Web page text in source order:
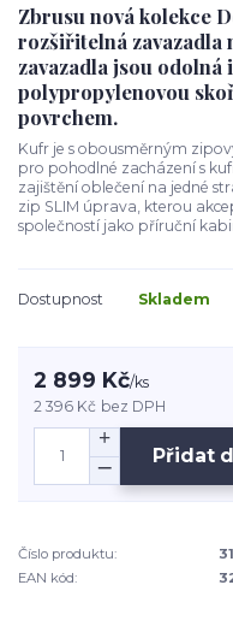
Zbrusu nová kolekce
rozšiřitelná zavazadla
zavazadla jsou
polypropylenovou
povrchem.
Kufr je s obousměrným
pro pohodlné zacházení s
zajištění oblečení na jedné
zip SLIM úprava, kterou
společností jako příruční
Dostupnost Skladem
2 899 Kč/ks
2 396 Kč bez DPH
Přidat
Číslo produktu:
EAN kód: